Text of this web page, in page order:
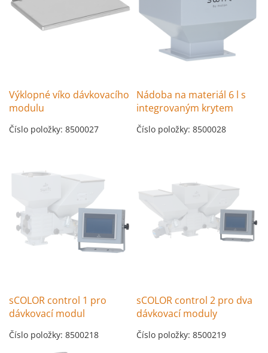
Výklopné víko dávkovacího
modulu
Číslo položky: 8500027
Nádoba na materiál 6 l s
integrovaným krytem
Číslo položky: 8500028
sCOLOR control 1 pro
dávkovací modul
Číslo položky: 8500218
sCOLOR control 2 pro dva
dávkovací moduly
Číslo položky: 8500219